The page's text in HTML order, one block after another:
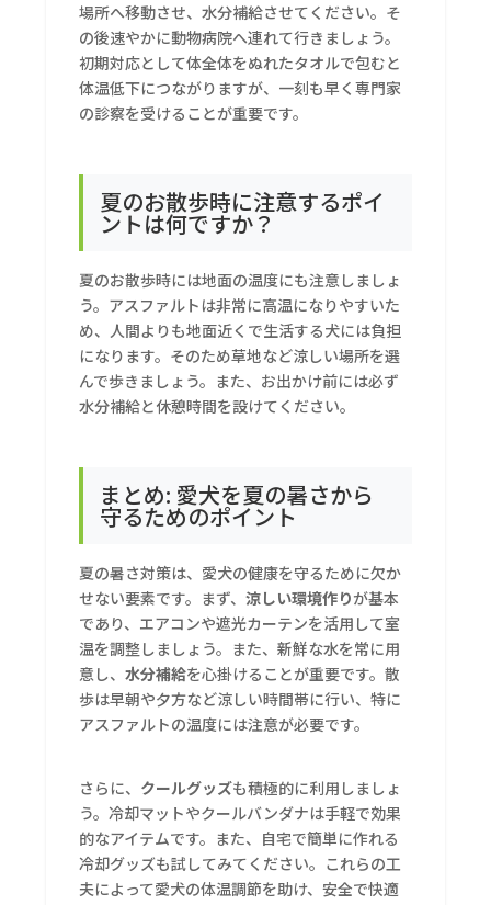
場所へ移動させ、水分補給させてください。そ
の後速やかに動物病院へ連れて行きましょう。
初期対応として体全体をぬれたタオルで包むと
体温低下につながりますが、一刻も早く専門家
の診察を受けることが重要です。
夏のお散歩時に注意するポイ
ントは何ですか？
夏のお散歩時には地面の温度にも注意しましょ
う。アスファルトは非常に高温になりやすいた
め、人間よりも地面近くで生活する犬には負担
になります。そのため草地など涼しい場所を選
んで歩きましょう。また、お出かけ前には必ず
水分補給と休憩時間を設けてください。
まとめ: 愛犬を夏の暑さから
守るためのポイント
夏の暑さ対策は、愛犬の健康を守るために欠か
せない要素です。まず、涼しい環境作りが基本
であり、エアコンや遮光カーテンを活用して室
温を調整しましょう。また、新鮮な水を常に用
意し、水分補給を心掛けることが重要です。散
歩は早朝や夕方など涼しい時間帯に行い、特に
アスファルトの温度には注意が必要です。
さらに、 クールグッズも積極的に利用しましょ
う。冷却マットやクールバンダナは手軽で効果
的なアイテムです。また、自宅で簡単に作れる
冷却グッズも試してみてください。これらの工
夫によって愛犬の体温調節を助け、安全で快適